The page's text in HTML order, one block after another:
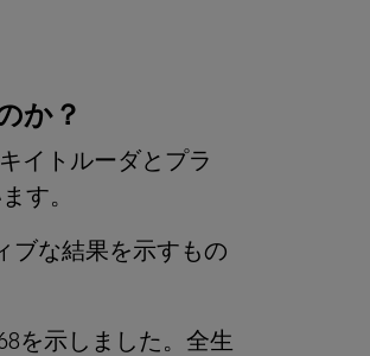
か？
イトルーダとプラ
す。
ブな結果を示すもの
を示しました。全生